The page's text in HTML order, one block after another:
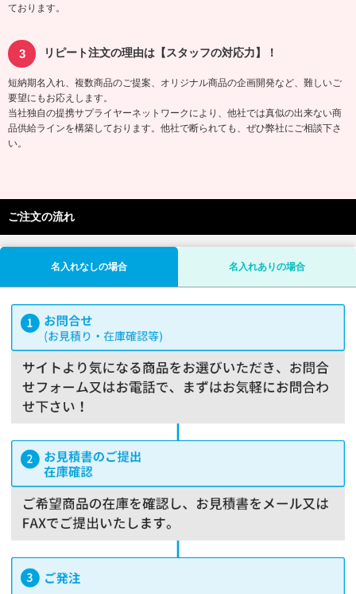
ております。
リピート注文の理由は【スタッフの対応力】！
短納期名入れ、複数商品のご提案、オリジナル商品の企画開発など、難しいご
要望にもお応えします。
当社独自の提携サプライヤーネットワークにより、他社では真似の出来ない商
品供給ラインを構築しております。他社で断られても、ぜひ弊社にご相談下さ
い。
ご注文の流れ
名入れなしの場合 名入れありの場合